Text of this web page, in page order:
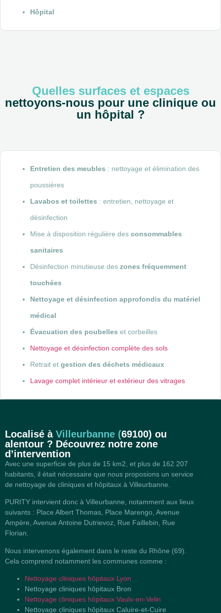
Hôpital
Quelles surfaces et espaces
nettoyons-nous pour une clinique ou
un hôpital ?
Entretien des meubles : nettoyage et élimination des
poussières
Lavabos et toilettes : entretien, nettoyage et
désinfection
Mise à disposition régulière des consommables
sanitaires
Désinfection minutieuse des zones fréquemment
touchées
Nettoyage et désinfection approfondis du matériel
médical
Évacuation des poubelles et corbeilles
Nettoyage et désinfection complète des sols
Retrait et gestion des déchets médicaux
Lavage complet intérieur et extérieur des vitrages
Localisé à Villeurbanne (69100) ou
alentour ? Découvrez notre zone
d’intervention
Avec une superficie de plus de 15 km2, et plus de 162 207
habitants, il était nécessaire que nous proposions un service
de nettoyage de cliniques et hôpitaux à Villeurbanne.
PURITY intervient donc à Villeurbanne, notamment aux lieux
suivants : Place Albert Thomas, Place Marengo, Avenue
Ampère, Avenue Antoine Dutrievoz, Rue Faillebin, Rue
Florian.
Nous intervenons également dans le reste du Rhône (69).
Cela comprend notamment les communes comme :
Nettoyage cliniques hôpitaux Lyon
Nettoyage cliniques hôpitaux Bron
Nettoyage cliniques hôpitaux Vaulx-en-Velin
Nettoyage cliniques hôpitaux Caluire-et-Cuire